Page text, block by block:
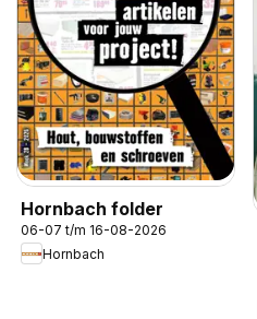
Hornbach folder
06-07 t/m 16-08-2026
Hornbach